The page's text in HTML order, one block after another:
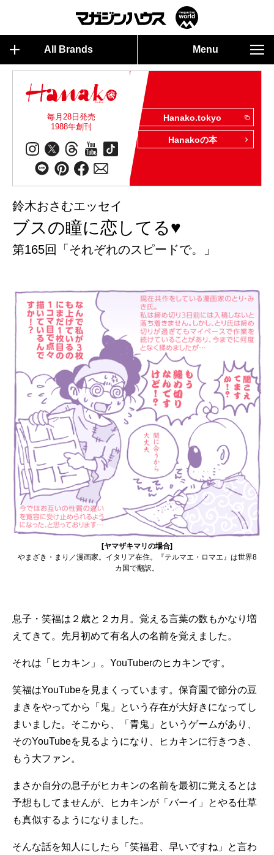
All Brands Menu
毎月28日発売
1988年創刊
Hanako.tokyo
Hanakoの本
鈴木おさむエッセイ
ブスの瞳に恋してる♥
第165回「それぞれのスピードで。」
[ヤマザキマリの場合]
やまざき・まり／漫画家。イタリア在住。『テルマエ・ロマエ』は世界8
カ国で翻訳。
息子・笑福は２歳と２カ月。覚える言葉の数もかなり増
えてきて。先月初めて有名人の名前を覚えました。
それは「ヒカキン」。YouTuberのヒカキンです。
笑福はYouTubeを見まくっています。保育園で節分の豆
まきをやってから「鬼」という存在が大好きになってし
まいました。そこから、「青鬼」というゲームがあり、
そのYouTubeを見るようになり、ヒカキンに行きつき、
もう大ファン。
まさか自分の息子がヒカキンの名前を最初に覚えるとは
予想もしてませんが、ヒカキンが「バーイ」とやる仕草
も真似するようになりました。
そんな話を知人にしたら「笑福君、早いですね」と言わ